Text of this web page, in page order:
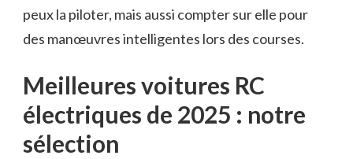
peux la piloter, mais aussi compter sur elle pour
des manœuvres intelligentes lors des courses.
Meilleures voitures RC
électriques de 2025 : notre
sélection